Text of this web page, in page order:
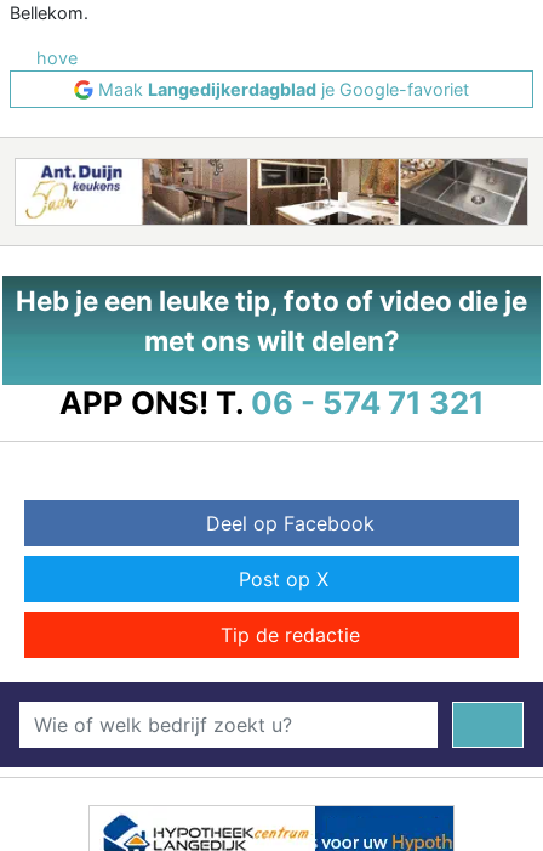
Bellekom.
hove
Maak Langedijkerdagblad je Google-favoriet
Heb je een leuke tip, foto of video die je
met ons wilt delen?
APP ONS! T. 06 - 574 71 321
Deel op Facebook
Post op X
Tip de redactie